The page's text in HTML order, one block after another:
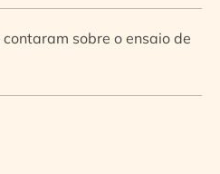
sobre o ensaio de